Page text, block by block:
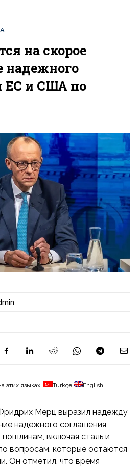
на скорое
надежного
ЕС и США по
этих языках: Türkçe English
Мерц выразил надежду
надежного соглашения
включая сталь и
вопросам, которые остаются
Он отметил, что время